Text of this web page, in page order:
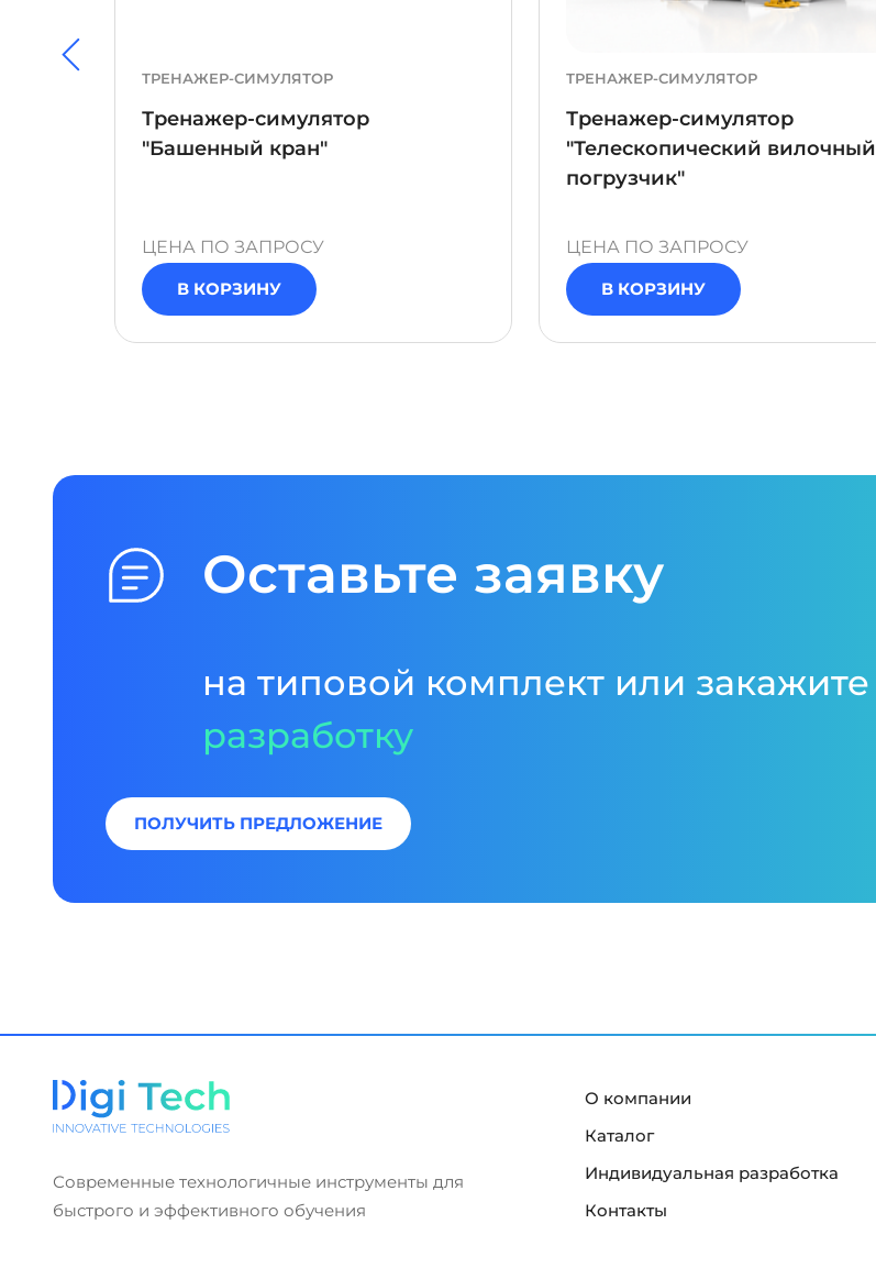
ТРЕНАЖЕР-СИМУЛЯТОР
Тренажер-симулятор
"Башенный кран"
ЦЕНА ПО ЗАПРОСУ
В КОРЗИНУ
ТРЕНАЖЕР-СИМУЛЯТОР
Тренажер-симулятор
"Телескопический вилочный
погрузчик"
ЦЕНА ПО ЗАПРОСУ
В КОРЗИНУ
Оставьте заявку
на типовой комплект или закажите
разработку
ПОЛУЧИТЬ ПРЕДЛОЖЕНИЕ
Современные технологичные инструменты для
быстрого и эффективного обучения
О компании
Каталог
Индивидуальная разработка
Контакты